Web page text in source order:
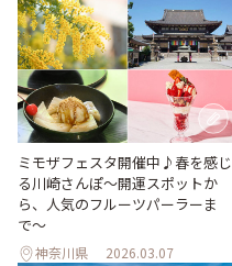
ミモザフェスタ開催中♪春を感じ
る川崎さんぽ〜開運スポットか
ら、人気のフルーツパーラーま
で〜
神奈川県 2026.03.07